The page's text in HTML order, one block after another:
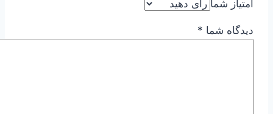
امتیاز شما
دیدگاه شما *